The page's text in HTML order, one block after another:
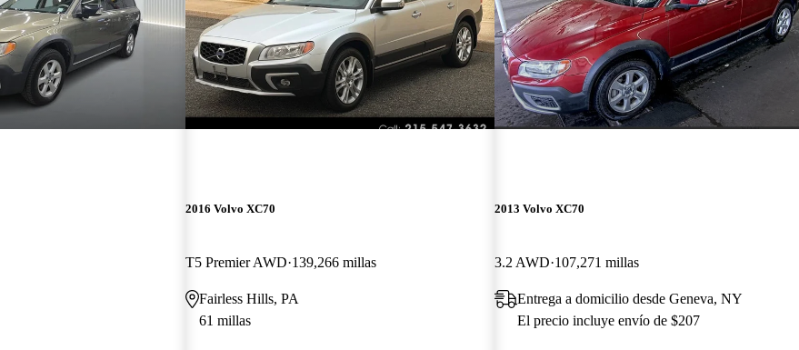
2016 Volvo XC70
T5 Premier AWD 139,266 millas
Fairless Hills, PA
61 millas
2013 Volvo XC70
3.2 AWD 107,271 millas
Entrega a domicilio desde Geneva, NY
El precio incluye envío de $207